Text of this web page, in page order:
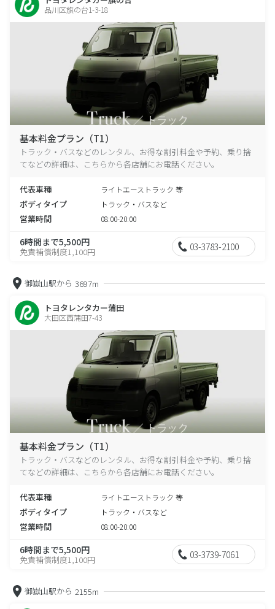
品川区旗の台1-3-18
基本料金プラン（T1）
トラック・バスなどのレンタル、お得な割引料金や予約、乗り捨
てなどの詳細は、こちらから各店舗にお電話ください。
代表車種 ライトエーストラック 等
ボディタイプ トラック・バスなど
営業時間 08:00-20:00
6時間まで5,500円
免責補償制度1,100円 03-3783-2100
御嶽山駅から 3697m
トヨタレンタカー蒲田
大田区西蒲田7-43
基本料金プラン（T1）
トラック・バスなどのレンタル、お得な割引料金や予約、乗り捨
てなどの詳細は、こちらから各店舗にお電話ください。
代表車種 ライトエーストラック 等
ボディタイプ トラック・バスなど
営業時間 08:00-20:00
6時間まで5,500円
免責補償制度1,100円 03-3739-7061
御嶽山駅から 2155m